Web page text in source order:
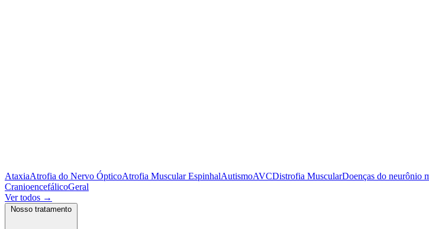
AtaxiaAtrofia do Nervo ÓpticoAtrofia Muscular EspinhalAutismoAVCDistrofia MuscularDoenças do neurônio
CranioencefálicoGeral
Ver todos →